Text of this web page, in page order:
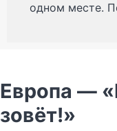
одном месте.
Европа —
зовёт!»